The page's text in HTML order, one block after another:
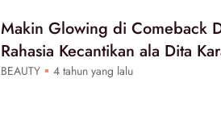
Makin Glowing di Comeback
Rahasia Kecantikan ala Dita
BEAUTY 4 tahun yang lalu